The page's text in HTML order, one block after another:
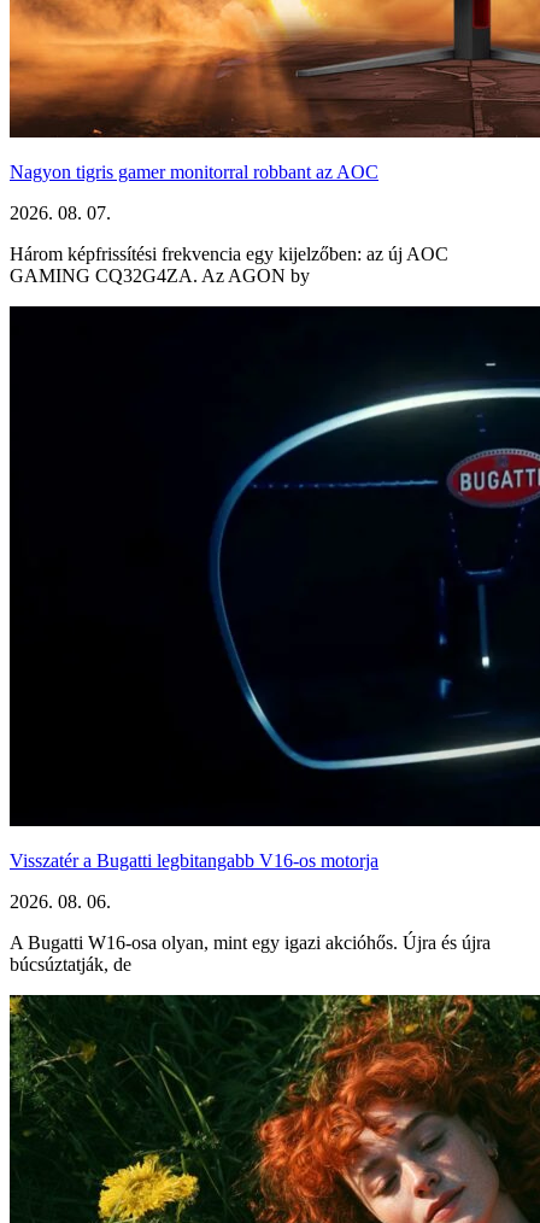
Nagyon tigris gamer monitorral robbant az AOC
2026. 08. 07.
Három képfrissítési frekvencia egy kijelzőben: az új AOC
GAMING CQ32G4ZA. Az AGON by
Visszatér a Bugatti legbitangabb V16-os motorja
2026. 08. 06.
A Bugatti W16-osa olyan, mint egy igazi akcióhős. Újra és újra
búcsúztatják, de